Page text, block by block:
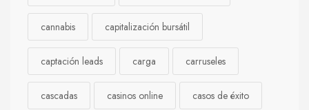
cannabis capitalización bursátil
captación leads carga carruseles
cascadas casinos online casos de éxito